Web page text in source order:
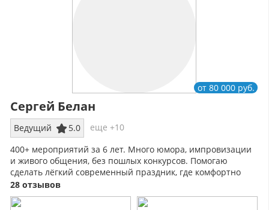
Сергей Белан
от 80 000 руб.
Ведущий 5.0
еще +10
400+ мероприятий за 6 лет. Много юмора, импровизации
и живого общения, без пошлых конкурсов. Помогаю
сделать лёгкий современный праздник, где комфортно
каждому гостю.
28 отзывов